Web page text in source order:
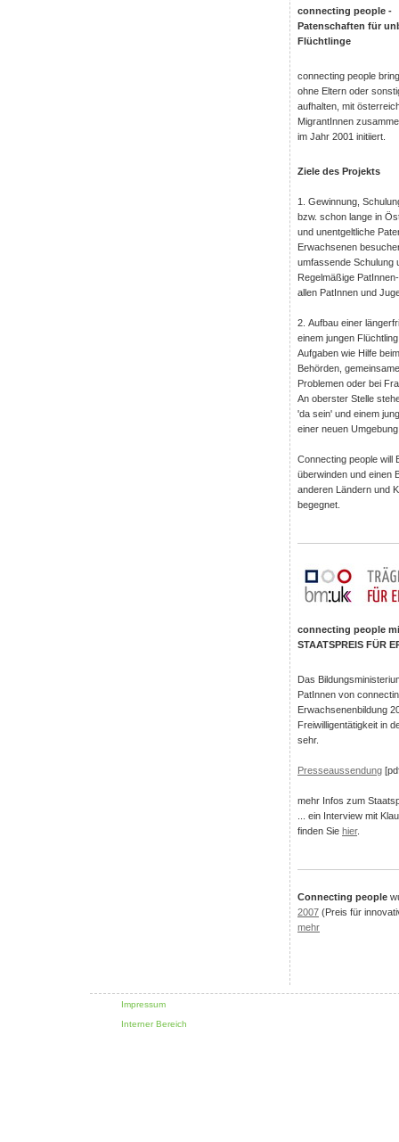
connecting people -
Patenschaften für
Flüchtlinge
connecting people
ohne Eltern oder
aufhalten, mit
MigrantInnen
im Jahr 2001 initiiert.
Ziele des Projekts
1. Gewinnung,
bzw. schon lange in
und unentgeltliche
Erwachsenen
umfassende Schulung
Regelmäßige
allen PatInnen und
2. Aufbau einer
einem jungen
Aufgaben wie Hilfe
Behörden,
Problemen oder bei
An oberster Stelle
'da sein' und einem
einer neuen
Connecting people will
überwinden und einen
anderen Ländern und
begegnet.
connecting people
STAATSPREIS FÜR
Das
PatInnen von
Erwachsenenbildung
Freiwilligentätigkeit in
sehr.
Presseaussendung
mehr Infos zum
... ein Interview mit
finden Sie hier.
Connecting people
2007 (Preis für
mehr
Impressum
Interner Bereich